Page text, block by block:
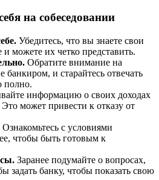
на собеседовании
Убедитесь, что вы знаете свои
можете их четко представить.
Обратите внимание на
банкиром, и старайтесь отвечать
полно.
информацию о своих доходах
Это может привести к отказу от
Ознакомьтесь с условиями
чтобы быть готовым к
Заранее подумайте о вопросах,
задать банку, чтобы показать свою